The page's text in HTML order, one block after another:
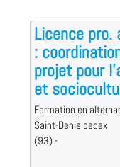
Licence pro.
:
projet pour
et
Formation en
Saint-Denis cedex
(93) -